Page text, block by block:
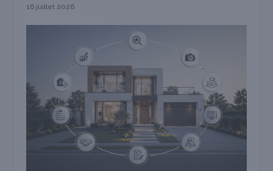
16 juillet 2026